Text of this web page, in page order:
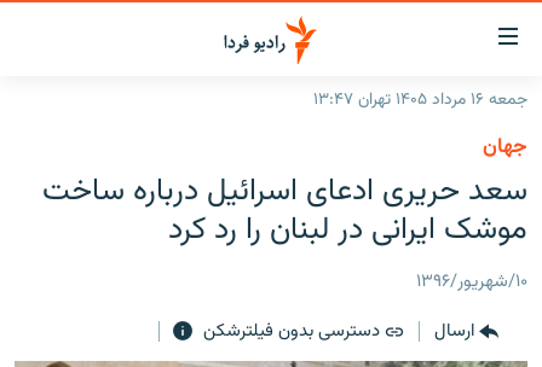
لینک‌های
قابلیت
دسترسی
بازگشت
اصلی
رفتن
صفحه
جستجو
جهان
برنامه‌های رادیویی
پادکست
چندرسانه‌ای
جمعه ۱۶ مرداد ۱۴۰۵ تهران ۱۳:۴۷
جهان
سعد حریری ادعای اسرائیل درباره ساخت
موشک ایرانی در لبنان را رد کرد
۱۰/شهریور/۱۳۹۶
ارسال
دسترسی بدون فیلترشکن